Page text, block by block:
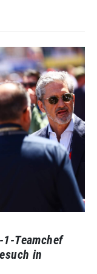
Teamchef
in